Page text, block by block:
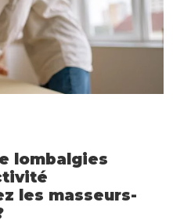
lombalgies
les masseurs-